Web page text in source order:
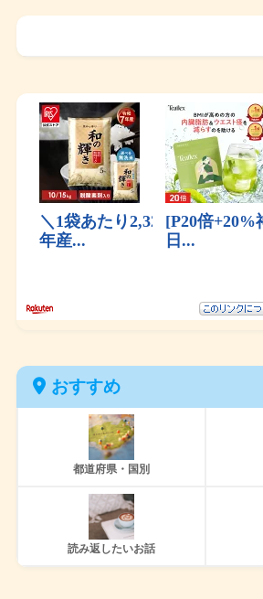
おすすめ
都道府県・国別
読み返したいお話